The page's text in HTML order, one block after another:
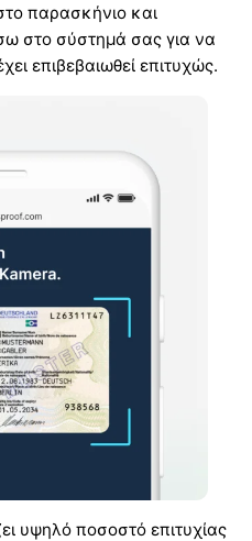
παρασκήνιο και
στο σύστημά σας για να
επιβεβαιωθεί επιτυχώς.
υψηλό ποσοστό επιτυχίας